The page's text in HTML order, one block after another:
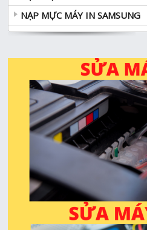
NẠP MỰC MÁY IN SAMSUNG